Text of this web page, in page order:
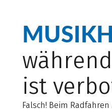
ist
Falsch! Beim